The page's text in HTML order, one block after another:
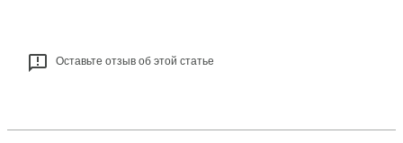
Оставьте отзыв об этой статье